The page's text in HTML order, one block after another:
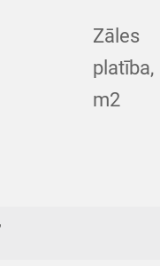
Zāles
platība,
m2